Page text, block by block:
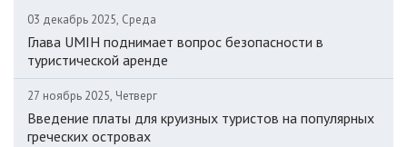
03 декабрь 2025, Среда
Глава UMIH поднимает вопрос безопасности в
туристической аренде
27 ноябрь 2025, Четверг
Введение платы для круизных туристов на популярных
греческих островах